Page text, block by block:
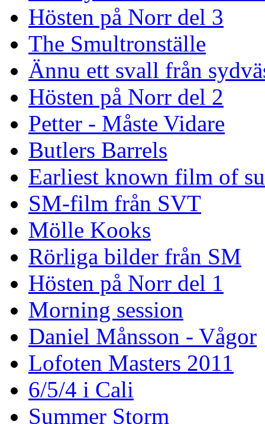
Hösten på Norr del 3
The Smultronställe
Ännu ett svall från
Hösten på Norr del 2
Petter - Måste Vidare
Butlers Barrels
Earliest known film of
SM-film från SVT
Mölle Kooks
Rörliga bilder från SM
Hösten på Norr del 1
Morning session
Daniel Månsson - Vågor
Lofoten Masters 2011
6/5/4 i Cali
Summer Storm